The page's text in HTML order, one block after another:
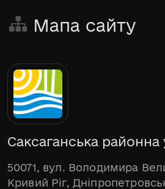
Мапа сайту
Саксаганська районна
50071, вул. Володимира
Кривий Ріг,